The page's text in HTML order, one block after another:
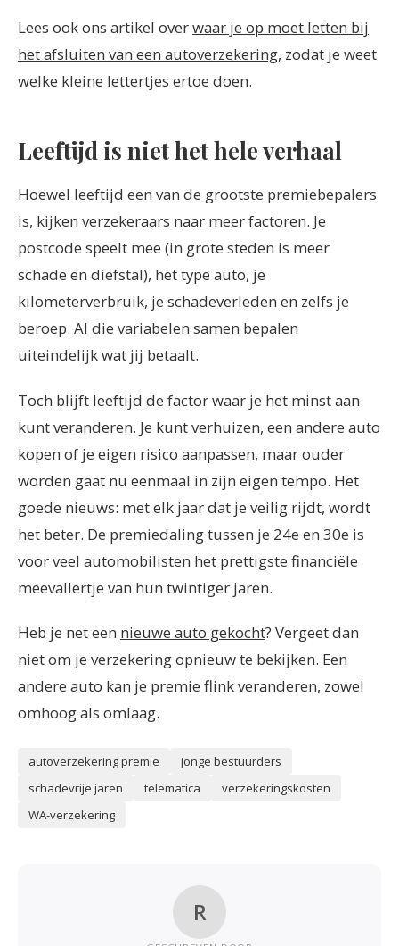
Lees ook ons artikel overwaar je op moet letten bij
het afsluiten van een autoverzekering, zodat je weet
welke kleine lettertjes ertoe doen.
Leeftijd is niet het hele verhaal
Hoewel leeftijd een van de grootste premiebepalers
is, kijken verzekeraars naar meer factoren. Je
postcode speelt mee (in grote steden is meer
schade en diefstal), het type auto, je
kilometerverbruik, je schadeverleden en zelfs je
beroep. Al die variabelen samen bepalen
uiteindelijk wat jij betaalt.
Toch blijft leeftijd de factor waar je het minst aan
kunt veranderen. Je kunt verhuizen, een andere auto
kopen of je eigen risico aanpassen, maar ouder
worden gaat nu eenmaal in zijn eigen tempo. Het
goede nieuws: met elk jaar dat je veilig rijdt, wordt
het beter. De premiedaling tussen je 24e en 30e is
voor veel automobilisten het prettigste financiële
meevallertje van hun twintiger jaren.
Heb je net een nieuwe auto gekocht? Vergeet dan
niet om je verzekering opnieuw te bekijken. Een
andere auto kan je premie flink veranderen, zowel
omhoog als omlaag.
autoverzekering premie
jonge bestuurders
schadevrije jaren
telematica
verzekeringskosten
WA-verzekering
R